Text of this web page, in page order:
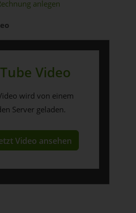
anlegen
Video
wird von einem
Server geladen.
Video ansehen